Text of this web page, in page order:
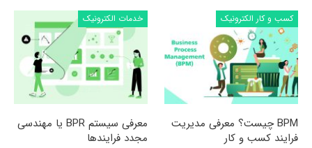
کسب و کار الکترونیک
BPM چیست؟ معرفی مدیریت
فرایند کسب و کار
خدمات الکترونیک
معرفی سیستم BPR یا مهندسی
مجدد فرایندها